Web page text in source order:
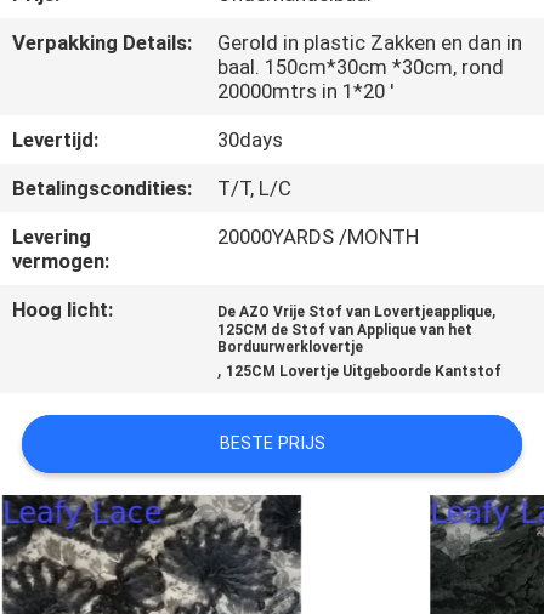
VRAAG
EEN
OFFERTE
AAN
PRIVACYBELEID
Verpakking Details:
Gerold in plastic Zakken en dan in
baal. 150cm*30cm *30cm, rond
20000mtrs in 1*20 '
Levertijd:
30days
Betalingscondities:
T/T, L/C
Levering
vermogen:
20000YARDS /MONTH
Hoog licht: De AZO Vrije Stof van Lovertjeapplique,
125CM de Stof van Applique van het
Borduurwerklovertje
, 125CM Lovertje Uitgeboorde Kantstof
BESTE PRIJS